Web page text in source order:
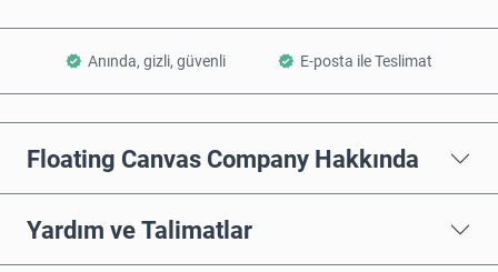
Anında, gizli, güvenli E-posta ile Teslimat
Floating Canvas Company Hakkında
Yardım ve Talimatlar